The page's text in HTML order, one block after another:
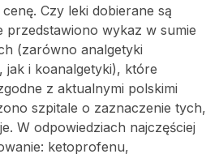
Czy leki dobierane są
przedstawiono wykaz w sumie
(zarówno analgetyki
jak i koanalgetyki), które
z aktualnymi polskimi
szpitale o zaznaczenie tych,
W odpowiedziach najczęściej
ketoprofenu,